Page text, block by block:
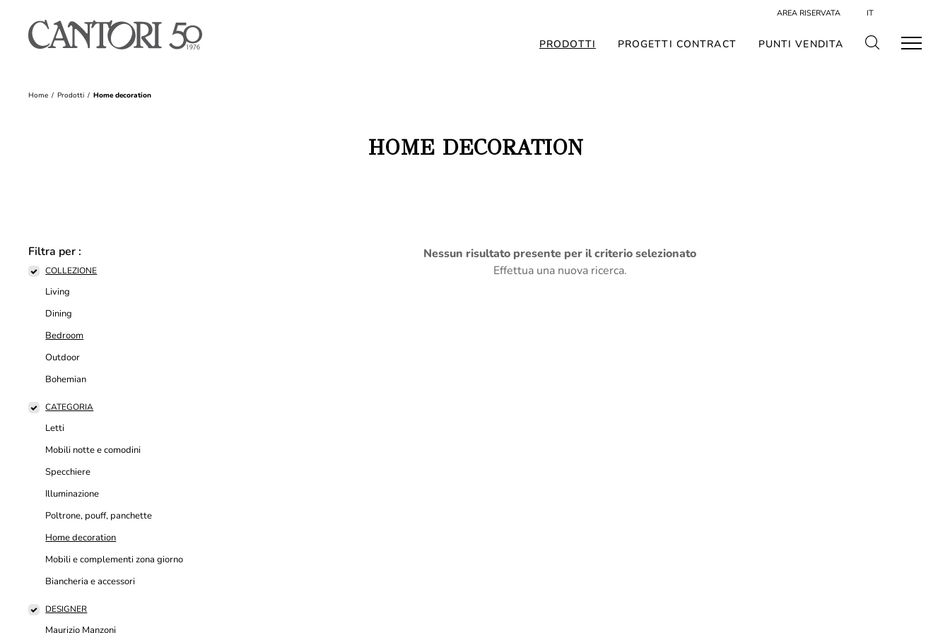
AREA RISERVATA IT
PRODOTTI PROGETTI CONTRACT PUNTI VENDITA
Home Prodotti Home decoration
HOME DECORATION
Filtra per :
COLLEZIONE
Living
Dining
Bedroom
Outdoor
Bohemian
CATEGORIA
Letti
Mobili notte e comodini
Specchiere
Illuminazione
Poltrone, pouff, panchette
Home decoration
Mobili e complementi zona giorno
Biancheria e accessori
DESIGNER
Maurizio Manzoni
Nessun risultato presente per il criterio selezionato
Effettua una nuova ricerca.